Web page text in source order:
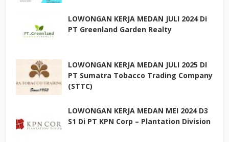
LOWONGAN KERJA MEDAN JULI 2024 Di
PT Greenland Garden Realty
LOWONGAN KERJA MEDAN JULI 2025 DI
PT Sumatra Tobacco Trading Company
(STTC)
LOWONGAN KERJA MEDAN MEI 2024 D3
S1 Di PT KPN Corp – Plantation Division